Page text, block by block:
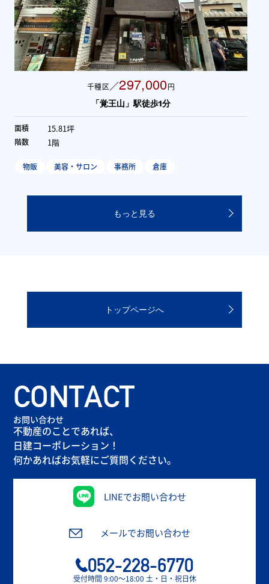
千種区 ／297,000円
「覚王山」駅徒歩1分
面積 15.81坪
階数 1階
物販 美容・サロン 事務所 倉庫
もっと見る
トップページへ
CONTACT
お問い合わせ
不動産のことであれば、
日建コーポレーション！
何かあればお気軽にご質問ください。
LINEでお問い合わせ
メールでお問い合わせ
052-228-6770
受付時間 9:00〜18:00 土・日・祝日休